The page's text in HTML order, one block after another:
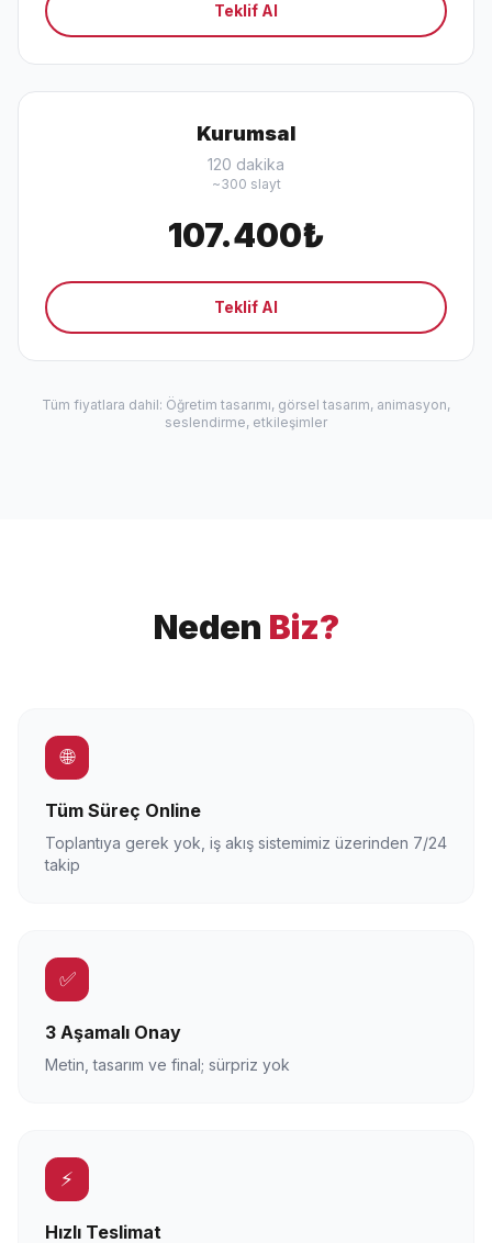
Teklif Al
Kurumsal
120 dakika
~300 slayt
107.400₺
Teklif Al
Tüm fiyatlara dahil: Öğretim tasarımı, görsel tasarım, animasyon,
seslendirme, etkileşimler
Neden Biz?
🌐
Tüm Süreç Online
Toplantıya gerek yok, iş akış sistemimiz üzerinden 7/24
takip
✅
3 Aşamalı Onay
Metin, tasarım ve final; sürpriz yok
⚡
Hızlı Teslimat